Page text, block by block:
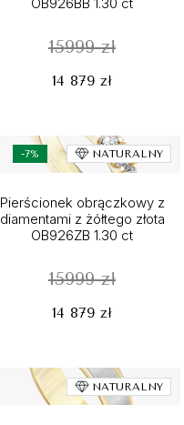
15999 zł
14 879 zł
-7% NATURALNY
Pierścionek obrączkowy z
diamentami z żółtego złota
OB926ZB 1.30 ct
15999 zł
14 879 zł
NATURALNY